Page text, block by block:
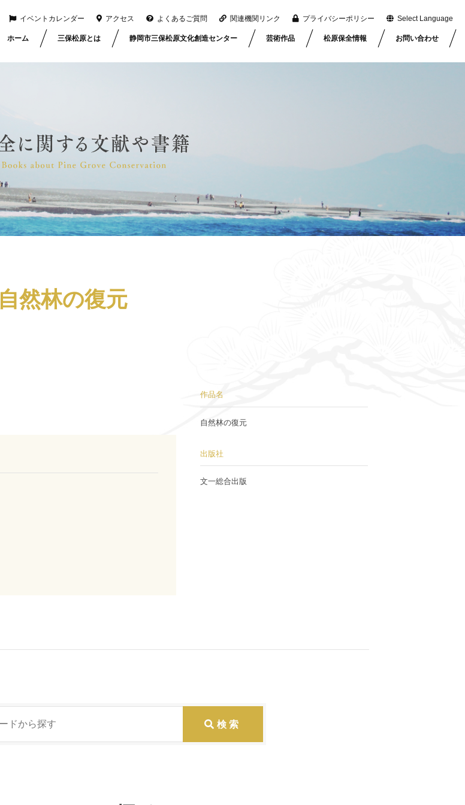
イベントカレンダー アクセス よくあるご質問 関連機関リンク プライバシーポリシー Select Language
ホーム 三保松原とは 静岡市三保松原文化創造センター 芸術作品 松原保全情報 お問い合わせ
自然林の復元
作品名
自然林の復元
出版社
文一総合出版